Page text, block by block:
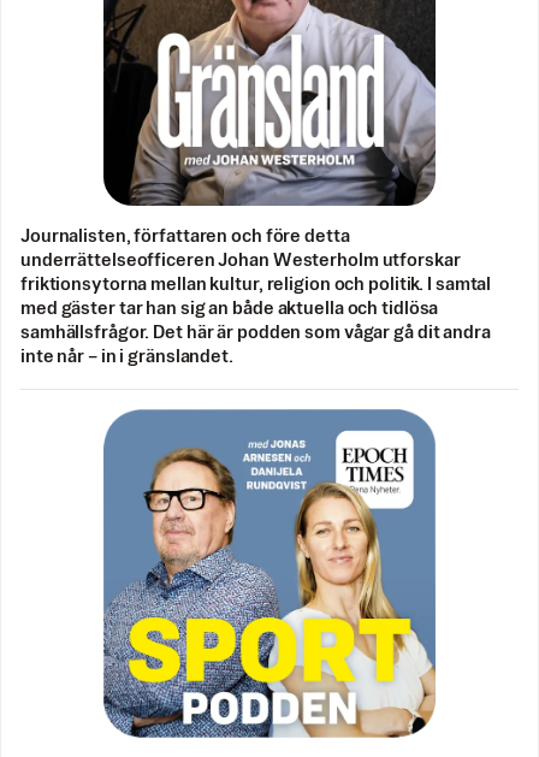
Journalisten, författaren och före detta
underrättelseofficeren Johan Westerholm utforskar
friktionsytorna mellan kultur, religion och politik. I samtal
med gäster tar han sig an både aktuella och tidlösa
samhällsfrågor. Det här är podden som vågar gå dit andra
inte når – in i gränslandet.